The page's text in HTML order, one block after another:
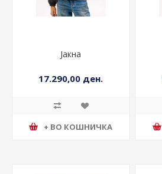
Јакна
17.290,00 ден.
+ ВО КОШНИЧКА